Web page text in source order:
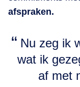
afspraken.
Nu zeg ik
wat ik
af met